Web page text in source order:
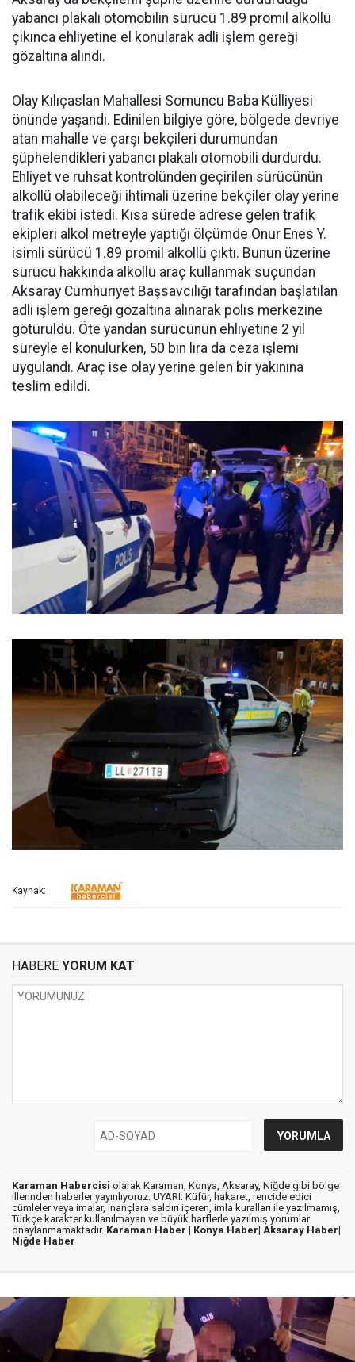
yabancı plakalı otomobilin sürücü 1.89 promil alkollü
çıkınca ehliyetine el konularak adli işlem gereği
gözaltına alındı.
Olay Kılıçaslan Mahallesi Somuncu Baba Külliyesi
önünde yaşandı. Edinilen bilgiye göre, bölgede devriye
atan mahalle ve çarşı bekçileri durumundan
şüphelendikleri yabancı plakalı otomobili durdurdu.
Ehliyet ve ruhsat kontrolünden geçirilen sürücünün
alkollü olabileceği ihtimali üzerine bekçiler olay yerine
trafik ekibi istedi. Kısa sürede adrese gelen trafik
ekipleri alkol metreyle yaptığı ölçümde Onur Enes Y.
isimli sürücü 1.89 promil alkollü çıktı. Bunun üzerine
sürücü hakkında alkollü araç kullanmak suçundan
Aksaray Cumhuriyet Başsavcılığı tarafından başlatılan
adli işlem gereği gözaltına alınarak polis merkezine
götürüldü. Öte yandan sürücünün ehliyetine 2 yıl
süreyle el konulurken, 50 bin lira da ceza işlemi
uygulandı. Araç ise olay yerine gelen bir yakınına
teslim edildi.
Kaynak:
HABERE YORUM KAT
Karaman Habercisi olarak Karaman, Konya, Aksaray, Niğde gibi bölge
illerinden haberler yayınlıyoruz. UYARI: Küfür, hakaret, rencide edici
cümleler veya imalar, inançlara saldırı içeren, imla kuralları ile yazılmamış,
Türkçe karakter kullanılmayan ve büyük harflerle yazılmış yorumlar
onaylanmamaktadır. Karaman Haber | Konya Haber| Aksaray Haber|
Niğde Haber